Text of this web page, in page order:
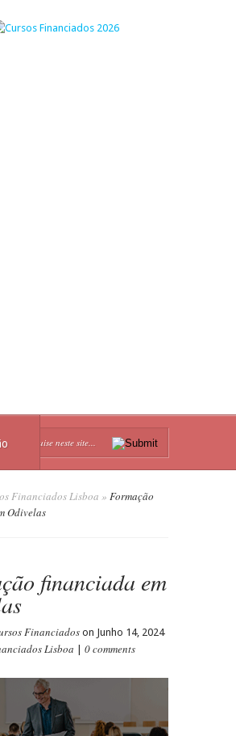
Financiados Lisboa » Formação
Odivelas
financiada em
Financiados on Junho 14, 2024
Lisboa 0 comments